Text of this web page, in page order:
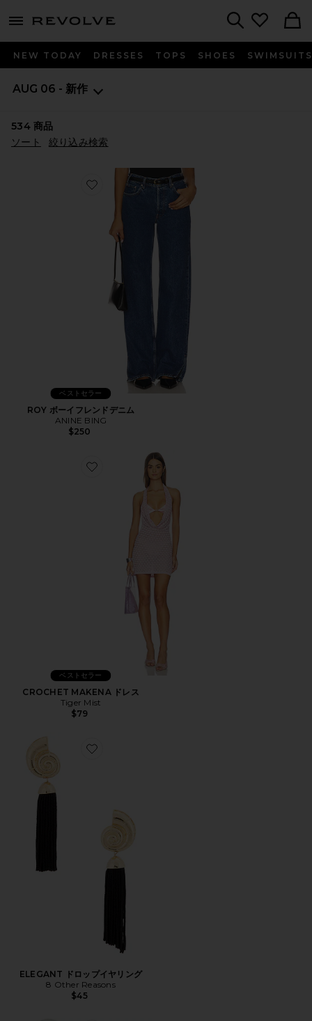
menu - shows more content
NEW TODAY DRESSES TOPS SHOES SWIMSUITS
AUG 06 - 新作
534商品
ソート
絞り込み検索
Favorite ROY ボーイフレンドデニム
ベストセラー
ROY ボーイフレンドデニム
ANINE BING
$250
Favorite CROCHET MAKENA ドレス
ベストセラー
CROCHET MAKENA ドレス
Tiger Mist
$79
Favorite ELEGANT ドロップイヤリング
ELEGANT ドロップイヤリング
8 Other Reasons
$45